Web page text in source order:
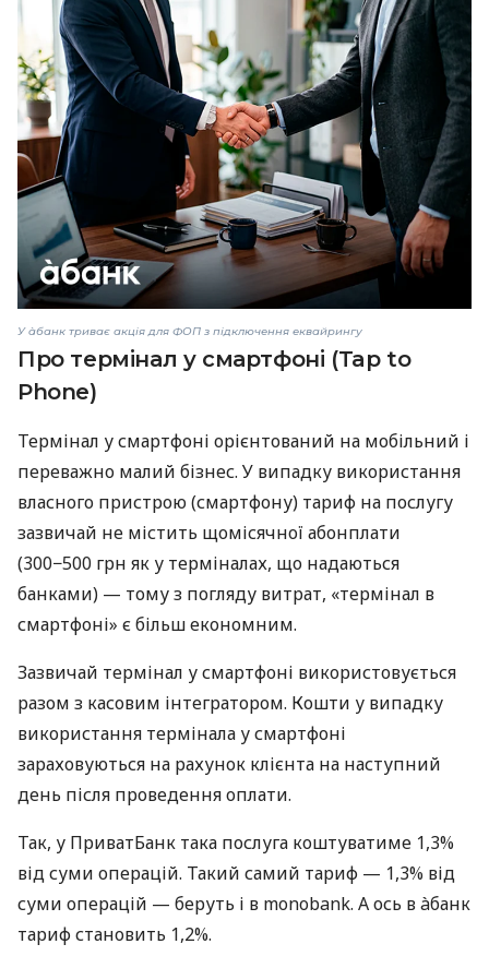
У àбанк триває акція для ФОП з підключення еквайрингу
Про термінал у смартфоні (Tap to
Phone)
Термінал у смартфоні орієнтований на мобільний і
переважно малий бізнес. У випадку використання
власного пристрою (смартфону) тариф на послугу
зазвичай не містить щомісячної абонплати
(300−500 грн як у терміналах, що надаються
банками) — тому з погляду витрат, «термінал в
смартфоні» є більш економним.
Зазвичай термінал у смартфоні використовується
разом з касовим інтегратором. Кошти у випадку
використання термінала у смартфоні
зараховуються на рахунок клієнта на наступний
день після проведення оплати.
Так, у ПриватБанк така послуга коштуватиме 1,3%
від суми операцій. Такий самий тариф — 1,3% від
суми операцій — беруть і в monobank. А ось в àбанк
тариф становить 1,2%.